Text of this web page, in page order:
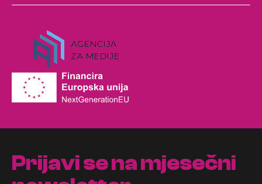
Prijavi se na mjesečni